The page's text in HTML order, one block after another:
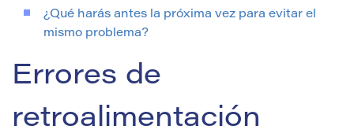
¿Qué harás antes la próxima vez para evitar el
mismo problema?
Errores de
retroalimentación